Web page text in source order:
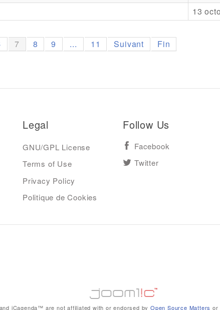
13
7 8 9 ... 11 Suivant Fin
Legal
GNU/GPL License
Terms of Use
Privacy Policy
Politique de Cookies
Follow Us
Facebook
Twitter
iCagenda™ are not affiliated with or endorsed byOpen Source Matters or